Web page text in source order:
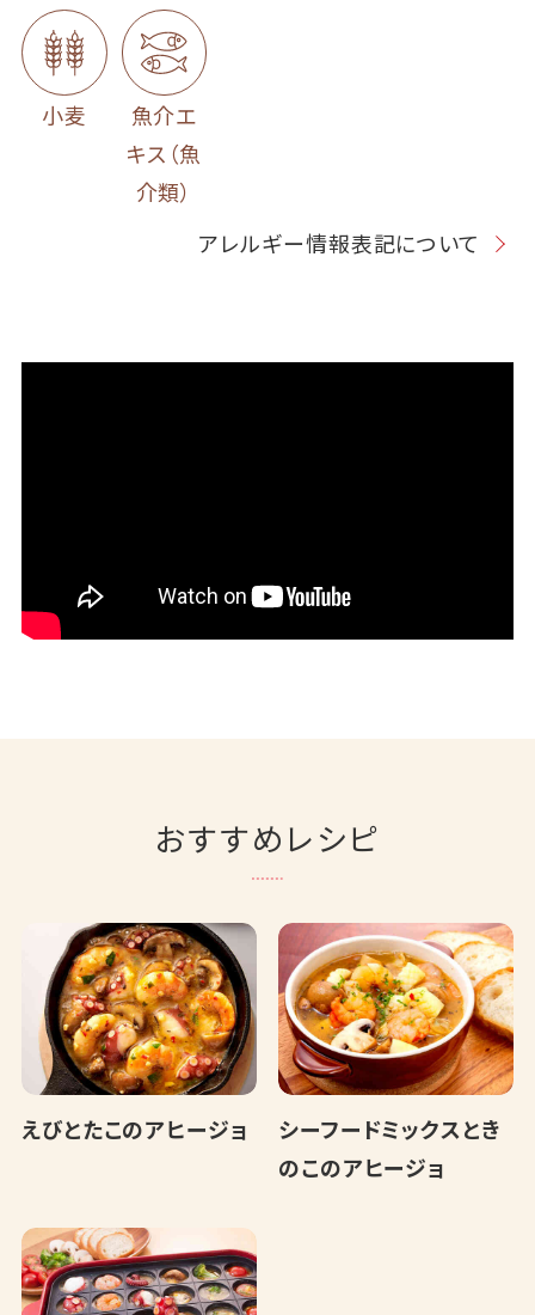
小麦
魚介エ
キス（魚
介類）
アレルギー情報表記について
おすすめレシピ
えびとたこのアヒージョ
シーフードミックスとき
のこのアヒージョ